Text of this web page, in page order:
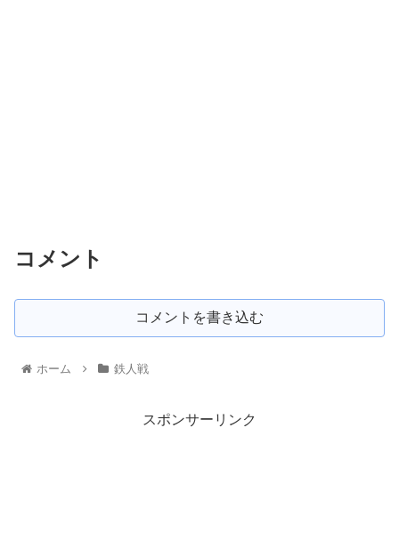
コメント
コメントを書き込む
ホーム 鉄人戦
スポンサーリンク